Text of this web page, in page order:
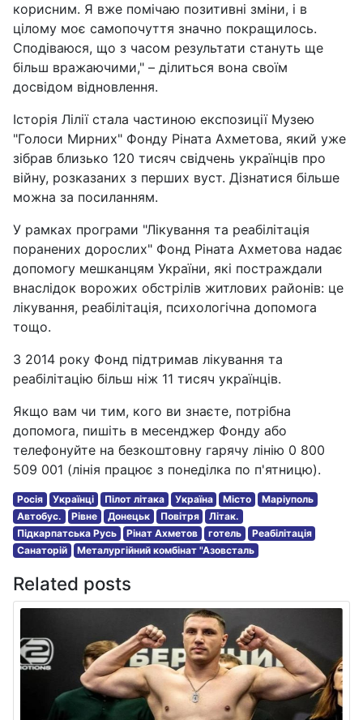
корисним. Я вже помічаю позитивні зміни, і в
цілому моє самопочуття значно покращилось.
Сподіваюся, що з часом результати стануть ще
більш вражаючими," – ділиться вона своїм
досвідом відновлення.
Історія Лілії стала частиною експозиції Музею
"Голоси Мирних" Фонду Ріната Ахметова, який уже
зібрав близько 120 тисяч свідчень українців про
війну, розказаних з перших вуст. Дізнатися більше
можна за посиланням.
У рамках програми "Лікування та реабілітація
поранених дорослих" Фонд Ріната Ахметова надає
допомогу мешканцям України, які постраждали
внаслідок ворожих обстрілів житлових районів: це
лікування, реабілітація, психологічна допомога
тощо.
З 2014 року Фонд підтримав лікування та
реабілітацію більш ніж 11 тисяч українців.
Якщо вам чи тим, кого ви знаєте, потрібна
допомога, пишіть в месенджер Фонду або
телефонуйте на безкоштовну гарячу лінію 0 800
509 001 (лінія працює з понеділка по п'ятницю).
Росія Українці Пілот літака Україна Місто
Маріуполь
Автобус.
Рівне Донецьк Повітря
Літак.
Підкарпатська Русь
Рінат Ахметов готель
Реабілітація
Санаторій
Металургійний комбінат "Азовсталь
Related posts